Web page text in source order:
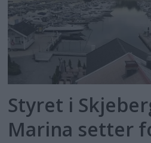
Styret i
Marina setter